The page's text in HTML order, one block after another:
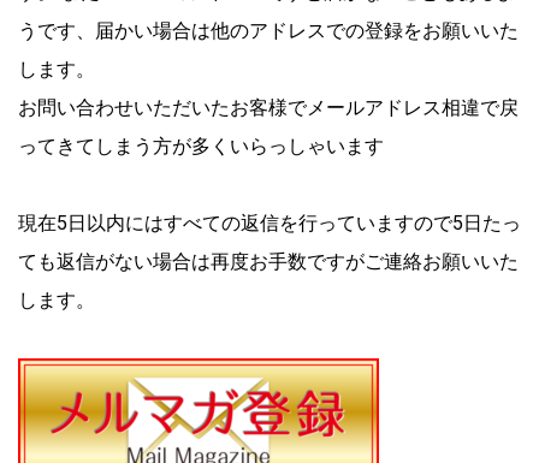
うです、届かい場合は他のアドレスでの登録をお願いいた
します。
お問い合わせいただいたお客様でメールアドレス相違で戻
ってきてしまう方が多くいらっしゃいます
現在5日以内にはすべての返信を行っていますので5日たっ
ても返信がない場合は再度お手数ですがご連絡お願いいた
します。